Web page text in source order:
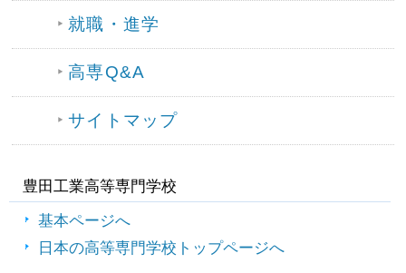
就職・進学
高専Q&A
サイトマップ
豊田工業高等専門学校
基本ページへ
日本の高等専門学校トップページへ